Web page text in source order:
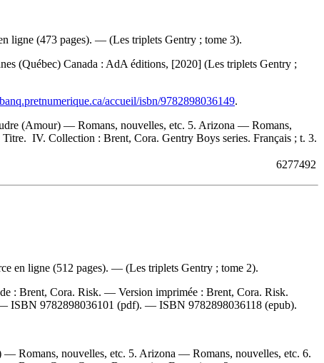
ligne (473 pages). — (Les triplets Gentry ; tome 3).
(Québec) Canada : AdA éditions, [2020] (Les triplets Gentry ;
accueil/isbn/9782898036149.
(Amour) — Romans, nouvelles, etc. 5. Arizona — Romans,
IV. Collection : Brent, Cora. Gentry Boys series. Français ; t. 3.
6277492
en ligne (512 pages). — (Les triplets Gentry ; tome 2).
: Brent, Cora. Risk. — Version imprimée : Brent, Cora. Risk.
ISBN 9782898036101 (pdf). — ISBN 9782898036118 (epub).
Romans, nouvelles, etc. 5. Arizona — Romans, nouvelles, etc. 6.